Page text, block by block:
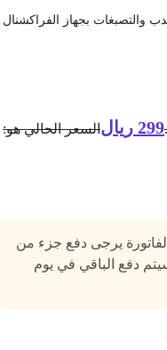
بجهاز الفراكشنال
ريال السعر الحالي هو:
يرجى دفع جزء من
الباقي في يوم